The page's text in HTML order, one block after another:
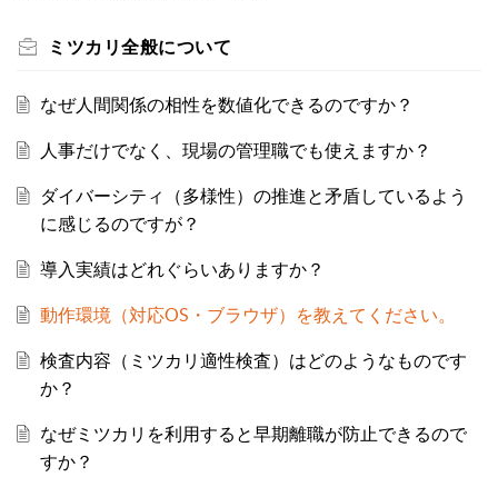
ミツカリ全般について
なぜ人間関係の相性を数値化できるのですか？
人事だけでなく、現場の管理職でも使えますか？
ダイバーシティ（多様性）の推進と矛盾しているよう
に感じるのですが？
導入実績はどれぐらいありますか？
動作環境（対応OS・ブラウザ）を教えてください。
検査内容（ミツカリ適性検査）はどのようなものです
か？
なぜミツカリを利用すると早期離職が防止できるので
すか？